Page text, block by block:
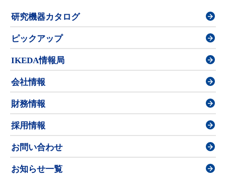
研究機器カタログ
ピックアップ
IKEDA情報局
会社情報
財務情報
採用情報
お問い合わせ
お知らせ一覧